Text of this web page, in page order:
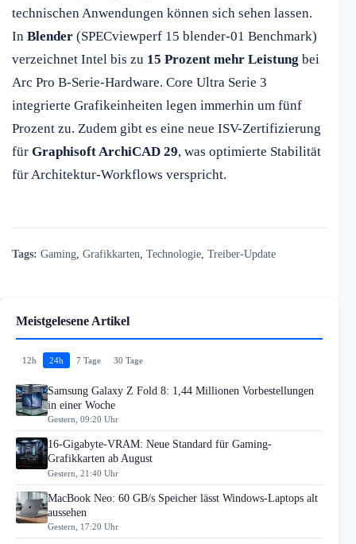
technischen Anwendungen können sich sehen lassen.
In Blender (SPECviewperf 15 blender-01 Benchmark)
verzeichnet Intel bis zu 15 Prozent mehr Leistung bei
Arc Pro B-Serie-Hardware. Core Ultra Serie 3
integrierte Grafikeinheiten legen immerhin um fünf
Prozent zu. Zudem gibt es eine neue ISV-Zertifizierung
für Graphisoft ArchiCAD 29, was optimierte Stabilität
für Architektur-Workflows verspricht.
Tags: Gaming Grafikkarten Technologie Treiber-Update
Meistgelesene Artikel
12h 24h 7 Tage 30 Tage
Samsung Galaxy Z Fold 8: 1,44 Millionen Vorbestellungen
in einer Woche
Gestern, 09:20 Uhr
16-Gigabyte-VRAM: Neue Standard für Gaming-
Grafikkarten ab August
Gestern, 21:40 Uhr
MacBook Neo: 60 GB/s Speicher lässt Windows-Laptops alt
aussehen
Gestern, 17:20 Uhr